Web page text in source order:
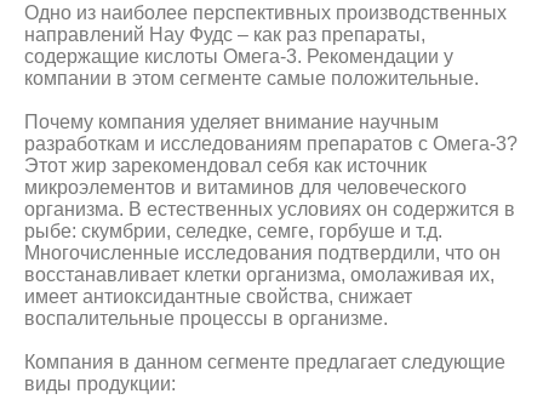
Одно из наиболее перспективных производственных
направлений Нау Фудс – как раз препараты,
содержащие кислоты Омега-3. Рекомендации у
компании в этом сегменте самые положительные.
Почему компания уделяет внимание научным
разработкам и исследованиям препаратов с Омега-3?
Этот жир зарекомендовал себя как источник
микроэлементов и витаминов для человеческого
организма. В естественных условиях он содержится в
рыбе: скумбрии, селедке, семге, горбуше и т.д.
Многочисленные исследования подтвердили, что он
восстанавливает клетки организма, омолаживая их,
имеет антиоксидантные свойства, снижает
воспалительные процессы в организме.
Компания в данном сегменте предлагает следующие
виды продукции: